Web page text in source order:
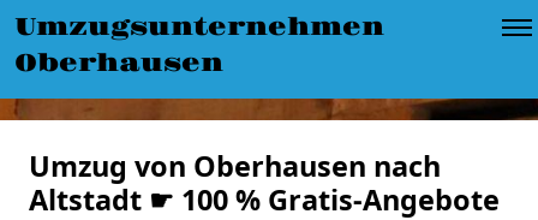
Umzugsunternehmen
Oberhausen
Umzug von Oberhausen nach
Altstadt ☛ 100 % Gratis-Angebote